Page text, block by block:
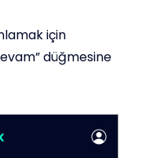
için
düğmesine